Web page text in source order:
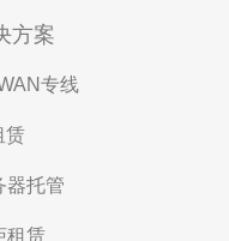
方案
专线
赁
器托管
租赁